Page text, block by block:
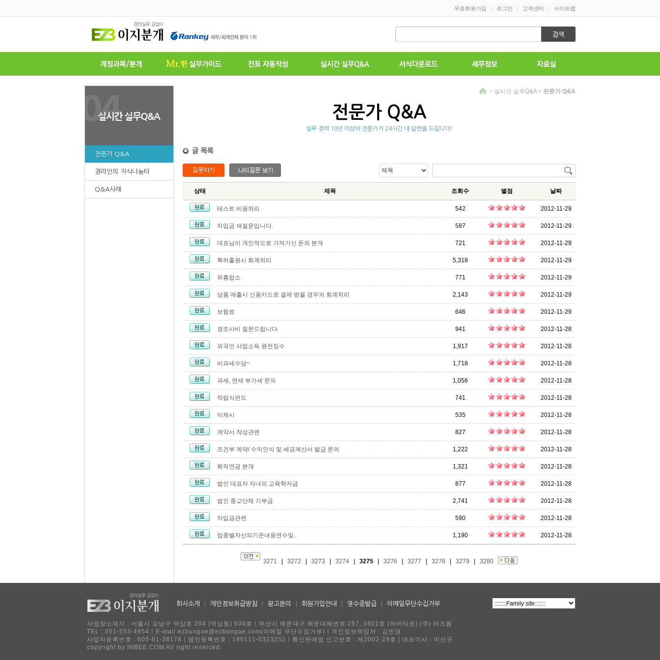
무료회원가입 로그인 고객센터 사이트맵
전문가 Q&A
경리인의 지식나눔터
Q&A사례
> 실시간 실무Q&A> 전문가 Q&A
전문가 Q&A
실무 경력 10년 이상의 전문가가 24시간 내 답변을 드립니다!
상태 제목 조회수 별점 날짜
테스트 비용처리 542 2012-11-29
차입금 재질문입니다. 587 2012-11-29
대표님이 개인적으로 가져가신 돈의 분개 721 2012-11-29
특허출원시 회계처리 5,318 2012-11-29
유흥업소 771 2012-11-29
상품 매출시 신용카드로 결제 받을 경우의 회계처리 2,143 2012-11-29
보험료 646 2012-11-29
경조사비 질문드립니다. 941 2012-11-28
외국인 사업소득 원천징수 1,917 2012-11-28
비과세수당~ 1,718 2012-11-28
과세, 면세 부가세 문의 1,056 2012-11-28
적립식펀드 741 2012-11-28
이체시 535 2012-11-28
계약서 작성관련 827 2012-11-28
조건부 계약/ 수익인식 및 세금계산서 발급 문의 1,222 2012-11-28
퇴직연금 분개 1,321 2012-11-28
법인 대표자 자녀의 교육학자금 877 2012-11-28
법인 종교단체 기부금 2,741 2012-11-28
차입금관련 590 2012-11-28
업종별자산의기준내용연수및.. 1,190 2012-11-28
3271 3272 3273 3274 3275 3276 3277 3278 3279 3280
회사소개 개인정보취급방침 광고문의 회원가입안내 영수증발급 이메일무단수집거부
사업장소재지 : 서울시 강남구 역삼로 204 (역삼동) 604호ㅣ부산시 해운대구 해운대해변로 257, 1601호 (하버타운) (주) 비즈폼
TEL : 051-553-4954ㅣE-mail:ezbungae@ezbungae.com(이메일 무단수집거부)ㅣ개인정보책임자 : 김민경
사업자등록번호 : 605-81-38178ㅣ법인등록번호 : 180111-0323252ㅣ통신판매업 신고번호 : 제2002-29호 | 대표이사 : 이선규
copyright by INBEE.COM All right reserced.